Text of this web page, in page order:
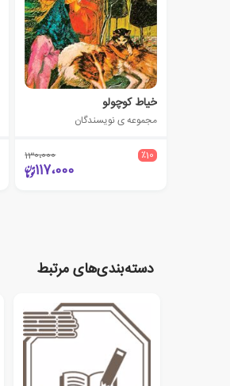
خیاط کوچولو
مجموعه ی نویسندگان
٪10 130،000
117،000
دسته‌بندی‌های مرتبط